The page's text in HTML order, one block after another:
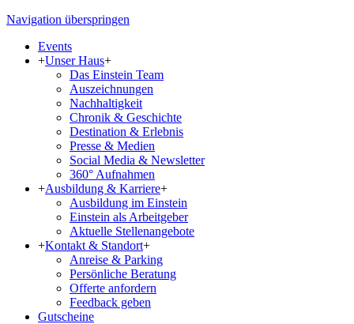
Navigation überspringen
Events
+Unser Haus+
Das Einstein Team
Aus­zeich­nun­gen
Nachhaltigkeit
Chronik & Geschichte
Destination & Erlebnis
Presse & Medien
Social Media & Newsletter
360° Aufnahmen
+Ausbildung & Karriere+
Ausbildung im Einstein
Einstein als Arbeitgeber
Aktuelle Stellenangebote
+Kontakt & Standort+
Anreise & Parking
Persönliche Beratung
Offerte anfordern
Feedback geben
Gutscheine